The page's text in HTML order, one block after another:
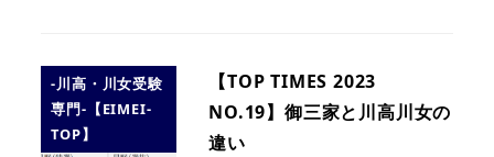
-川高・川女受験
専門-【EIMEI-
TOP】
【TOP TIMES 2023
NO.19】御三家と川高川女の
違い